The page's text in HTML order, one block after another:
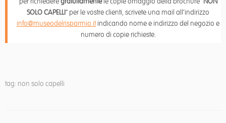
SOLO CAPELLI” per le vostre clienti, scrivete una mail all’indirizzo
info@museodelrisparmio.itindicando nome e indirizzo del negozio e
numero di copie richieste.
tag: non solo capelli